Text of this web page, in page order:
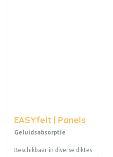
EASYfelt | Panels
Geluidsabsorptie
Beschikbaar in diverse diktes